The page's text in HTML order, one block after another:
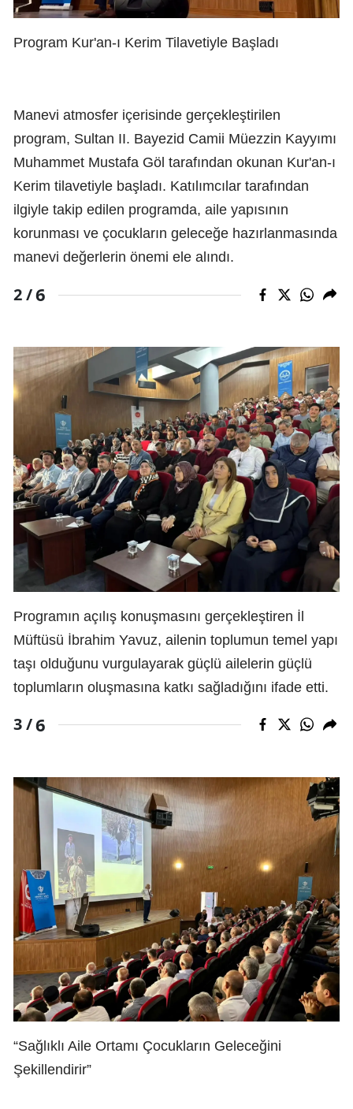
Program Kur'an-ı Kerim Tilavetiyle Başladı
Manevi atmosfer içerisinde gerçekleştirilen
program, Sultan II. Bayezid Camii Müezzin Kayyımı
Muhammet Mustafa Göl tarafından okunan Kur'an-ı
Kerim tilavetiyle başladı. Katılımcılar tarafından
ilgiyle takip edilen programda, aile yapısının
korunması ve çocukların geleceğe hazırlanmasında
manevi değerlerin önemi ele alındı.
2 /6
Programın açılış konuşmasını gerçekleştiren İl
Müftüsü İbrahim Yavuz, ailenin toplumun temel yapı
taşı olduğunu vurgulayarak güçlü ailelerin güçlü
toplumların oluşmasına katkı sağladığını ifade etti.
3 /6
“Sağlıklı Aile Ortamı Çocukların Geleceğini
Şekillendirir”